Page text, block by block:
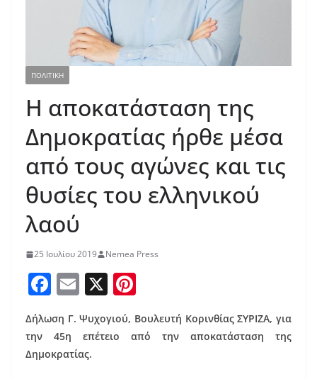
ΠΟΛΙΤΙΚΗ
Η αποκατάσταση της
Δημοκρατίας ήρθε μέσα
από τους αγώνες και τις
θυσίες του ελληνικού
λαού
25 Ιουλίου 2019 Nemea Press
F
c
e
E
ai
l
X
nt
er
Δήλωση Γ. Ψυχογιού, Βουλευτή Κορινθίας ΣΥΡΙΖΑ, για
την 45η επέτειο από την αποκατάσταση της
Δημοκρατίας.